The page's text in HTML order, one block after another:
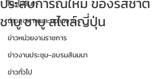
โปรโมชั่น!!
ข่าวสุขภาพและความงาม
ข่าวหน่วยงานราชการ
ข่าวงานประชุม-อบรมสัมมนา
ข่าวทั่วไป
ชาบู ชาบู สไตล์ญี่ปุ่น